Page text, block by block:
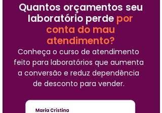
Quantos orçamentos seu
laboratório perde por
conta do mau
atendimento?
Conheça o curso de atendimento
feito para laboratórios que aumenta
a conversão e reduz dependência
de desconto para vender.